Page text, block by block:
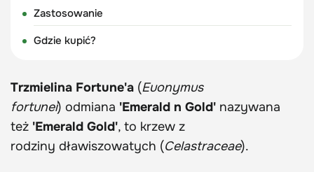
Zastosowanie
Gdzie kupić?
Trzmielina Fortune'a (Euonymus
fortunei) odmiana 'Emerald n Gold' nazywana
też 'Emerald Gold', to krzew z
rodziny dławiszowatych (Celastraceae).